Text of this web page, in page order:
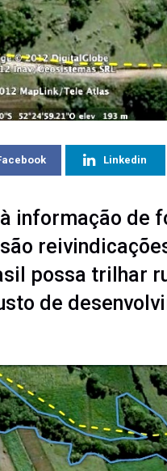
Linkedin
informação de
possa trilhar
de